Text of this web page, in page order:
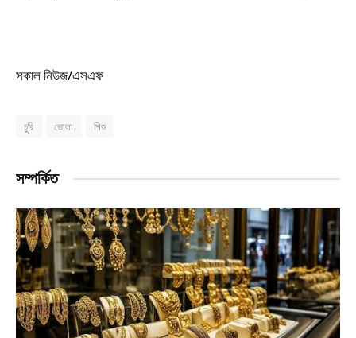
সকাল নিউজ/এসএফ
চুরি ভোলা শিশু
সম্পর্কিত